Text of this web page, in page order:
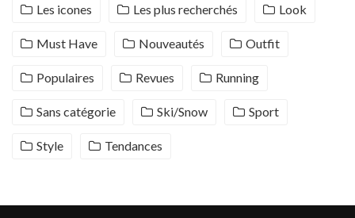
Les icones Les plus recherchés Look
Must Have Nouveautés Outfit
Populaires Revues Running
Sans catégorie Ski/Snow Sport
Style Tendances